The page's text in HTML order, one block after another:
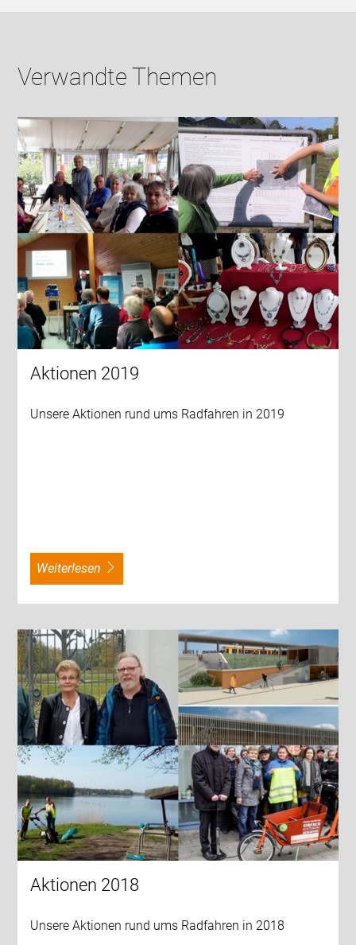
Verwandte Themen
Aktionen 2019
Unsere Aktionen rund ums Radfahren in 2019
weiterlesen
Aktionen 2018
Unsere Aktionen rund ums Radfahren in 2018